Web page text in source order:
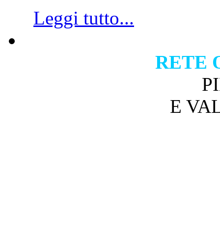
Leggi tutto...
RETE
E